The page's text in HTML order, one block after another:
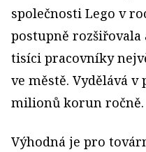
společnosti Lego v
postupně
tisíci pracovníky
ve městě. Vydělává v
milionů korun ročně.
Výhodná je pro